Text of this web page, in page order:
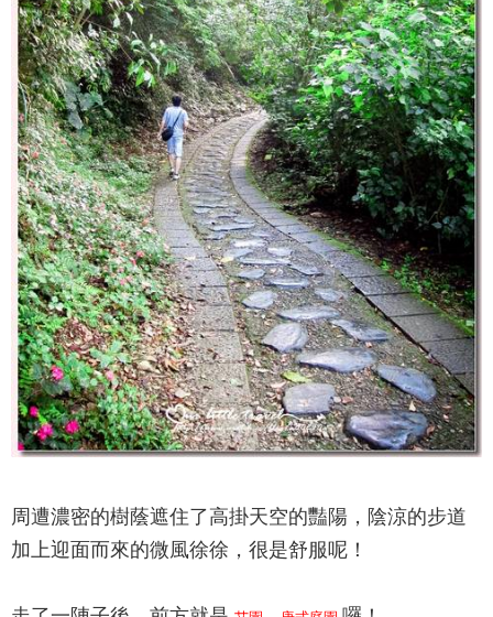
周遭濃密的樹蔭遮住了高掛天空的豔陽，陰涼的步道
加上迎面而來的微風徐徐，很是舒服呢！